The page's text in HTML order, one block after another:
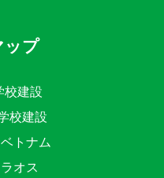
ップ
校建設
校建設
ベトナム
ラオス